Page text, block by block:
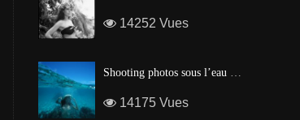
14252 Vues
Shooting photos sous l’eau made in Tahiti
14175 Vues